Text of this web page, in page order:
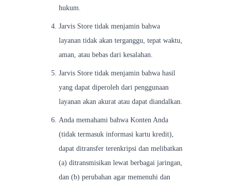
hukum.
Jarvis Store tidak menjamin bahwa
layanan tidak akan terganggu, tepat waktu,
aman, atau bebas dari kesalahan.
Jarvis Store tidak menjamin bahwa hasil
yang dapat diperoleh dari penggunaan
layanan akan akurat atau dapat diandalkan.
Anda memahami bahwa Konten Anda
(tidak termasuk informasi kartu kredit),
dapat ditransfer terenkripsi dan melibatkan
(a) ditransmisikan lewat berbagai jaringan,
dan (b) perubahan agar memenuhi dan